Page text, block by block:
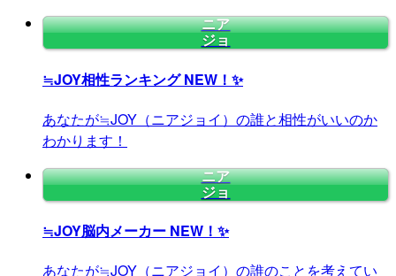
ニア
ジョ
≒JOY相性ランキングNEW！✨
あなたが≒JOY（ニアジョイ）の誰と相性がいいのか
わかります！
ニア
ジョ
≒JOY脳内メーカー NEW！✨
あなたが≒JOY（ニアジョイ）の誰のことを考えてい